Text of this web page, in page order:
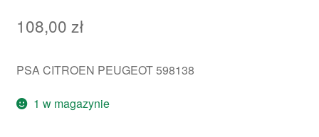
108,00 zł
PSA CITROEN PEUGEOT 598138
1 w magazynie